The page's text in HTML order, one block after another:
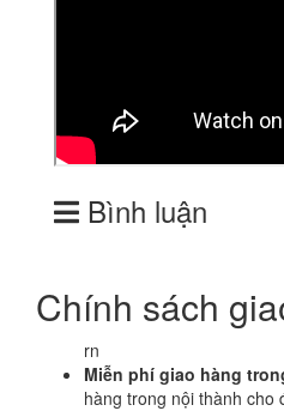
Bình luận
Chính sách
rn
Miễn phí giao hàng
hàng trong nội thành cho